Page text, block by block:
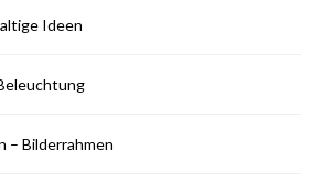
Ideen
– Bilderrahmen